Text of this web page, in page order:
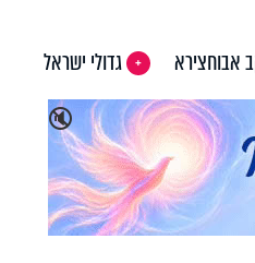
אבוחצירא
גדולי ישראל
🔇